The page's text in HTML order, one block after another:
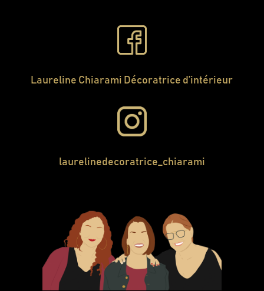
Laureline Chiarami Décoratrice d’intérieur
laurelinedecoratrice_chiarami